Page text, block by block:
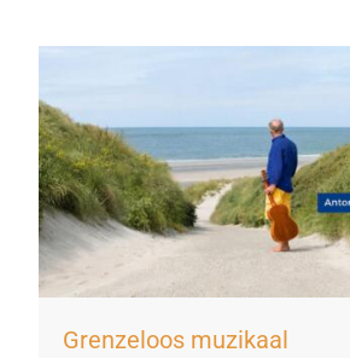
Grenzeloos muzikaal